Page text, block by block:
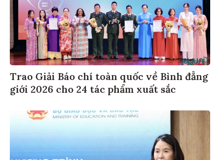
Trao Giải Báo chí toàn quốc về Bình đẳng
giới 2026 cho 24 tác phẩm xuất sắc